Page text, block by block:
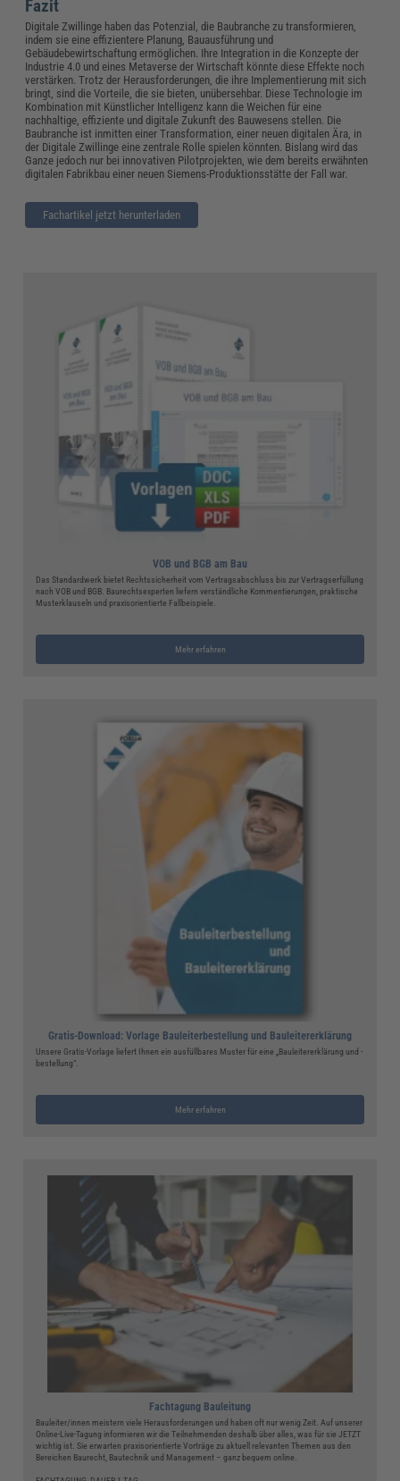
Fazit
Digitale Zwillinge haben das Potenzial, die Baubranche zu transformieren,
indem sie eine effizientere Planung, Bauausführung und
Gebäudebewirtschaftung ermöglichen. Ihre Integration in die Konzepte der
Industrie 4.0 und eines Metaverse der Wirtschaft könnte diese Effekte noch
verstärken. Trotz der Herausforderungen, die ihre Implementierung mit sich
bringt, sind die Vorteile, die sie bieten, unübersehbar. Diese Technologie im
Kombination mit Künstlicher Intelligenz kann die Weichen für eine
nachhaltige, effiziente und digitale Zukunft des Bauwesens stellen. Die
Baubranche ist inmitten einer Transformation, einer neuen digitalen Ära, in
der Digitale Zwillinge eine zentrale Rolle spielen könnten. Bislang wird das
Ganze jedoch nur bei innovativen Pilotprojekten, wie dem bereits erwähnten
digitalen Fabrikbau einer neuen Siemens-Produktionsstätte der Fall war.
Fachartikel jetzt herunterladen
VOB und BGB am Bau
Das Standardwerk bietet Rechtssicherheit vom Vertragsabschluss bis zur Vertragserfüllung
nach VOB und BGB. Baurechtsexperten liefern verständliche Kommentierungen, praktische
Musterklauseln und praxisorientierte Fallbeispiele.
Mehr erfahren
Gratis-Download: Vorlage Bauleiterbestellung und Bauleitererklärung
Unsere Gratis-Vorlage liefert Ihnen ein ausfüllbares Muster für eine „Bauleitererklärung und -
bestellung“.
Mehr erfahren
Fachtagung Bauleitung
Bauleiter/innen meistern viele Herausforderungen und haben oft nur wenig Zeit. Auf unserer
Online-Live-Tagung informieren wir die Teilnehmenden deshalb über alles, was für sie JETZT
wichtig ist. Sie erwarten praxisorientierte Vorträge zu aktuell relevanten Themen aus den
Bereichen Baurecht, Bautechnik und Management – ganz bequem online.